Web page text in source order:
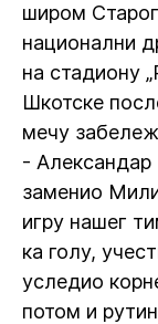
широм
национални
на стадиону
Шкотске
мечу
- Александар
заменио
игру нашег
ка голу,
уследио
потом и